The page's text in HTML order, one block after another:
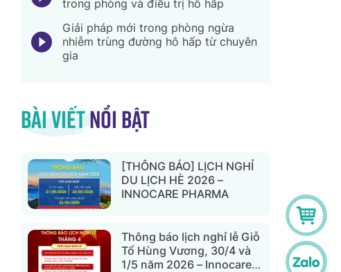
trong phòng và điều trị hô hấp
Giải pháp mới trong phòng ngừa
nhiễm trùng đường hô hấp từ chuyên
gia
Bài viếtnổi bật
[THÔNG BÁO] LỊCH NGHỈ
DU LỊCH HÈ 2026 –
INNOCARE PHARMA
Thông báo lịch nghỉ lễ Giỗ
Tổ Hùng Vương, 30/4 và
1/5 năm 2026 – Innocare